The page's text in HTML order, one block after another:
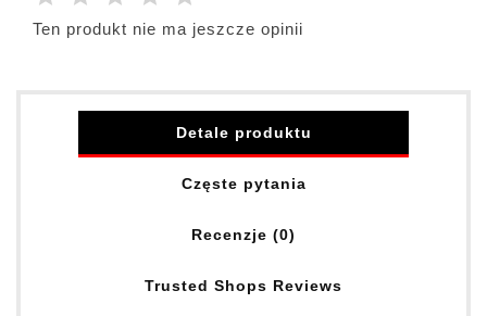
Ten produkt nie ma jeszcze opinii
Detale produktu
Częste pytania
Recenzje (0)
Trusted Shops Reviews